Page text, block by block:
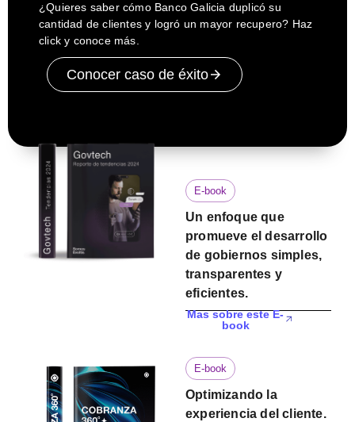
¿Quieres saber cómo Banco Galicia duplicó su
cantidad de clientes y logró un mayor recupero? Haz
click y conoce más.
Conocer caso de éxito
E-book
Un enfoque que
promueve el desarrollo
de gobiernos simples,
transparentes y
eficientes.
Mas sobre este E-
book
E-book
Optimizando la
experiencia del cliente.